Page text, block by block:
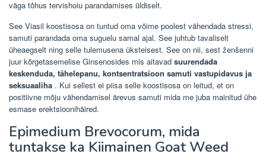
väga tõhus tervishoiu parandamises üldiselt.
See Viasil koostisosa on tuntud oma võime poolest vähendada stressi,
samuti parandada oma suguelu samal ajal. See juhtub tavaliselt
üheaegselt ning selle tulemusena üksteisest. See on nii, sest ženšenni
juur kõrgetasemelise Ginsenosides mis aitavad suurendada
keskenduda, tähelepanu, kontsentratsioon samuti vastupidavus ja
seksuaaliha . Kui sellest ei piisa selle koostisosa on leitud, et on
positiivne mõju vähendamisel ärevus samuti mida me juba mainitud ühe
esmase erektsioonihäired.
Epimedium Brevocorum, mida
tuntakse ka Kiimainen Goat Weed